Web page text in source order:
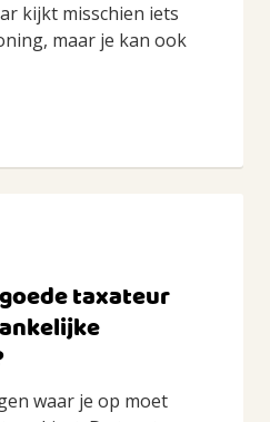
kijkt misschien iets
maar je kan ook
taxateur
waar je op moet